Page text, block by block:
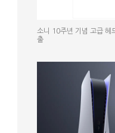
소니 10주년 기념 고급 헤
출